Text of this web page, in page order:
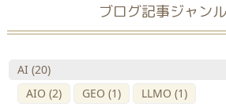
ブログ記事ジャン
AI (20)
AIO (2) GEO (1) LLMO (1)